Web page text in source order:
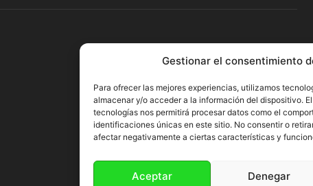
Gestionar el consentimiento
Para ofrecer las mejores experiencias, utilizamos
almacenar y/o acceder a la información del dispositivo.
tecnologías nos permitirá procesar datos como el
identificaciones únicas en este sitio. No consentir o
afectar negativamente a ciertas características y
Aceptar Denegar
SÍGUENOS